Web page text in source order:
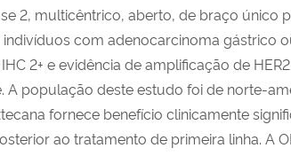
2, multicêntrico, aberto, de braço único
com adenocarcinoma gástrico
2+ e evidência de amplificação de
população deste estudo foi de norte-
fornece benefício clinicamente
ao tratamento de primeira linha. A